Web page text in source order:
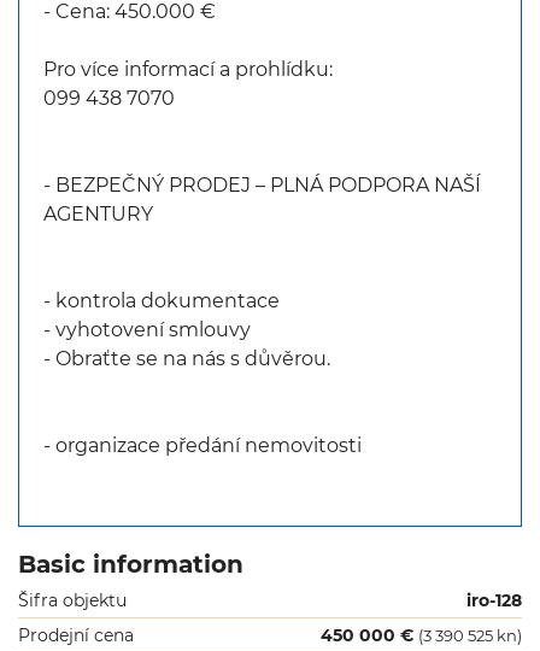
- Cena: 450.000 €
Pro více informací a prohlídku:
099 438 7070
- BEZPEČNÝ PRODEJ – PLNÁ PODPORA NAŠÍ
AGENTURY
- kontrola dokumentace
- vyhotovení smlouvy
- Obraťte se na nás s důvěrou.
- organizace předání nemovitosti
Basic information
Šifra objektu
iro-128
Prodejní cena
450 000 € (3 390 525 kn)